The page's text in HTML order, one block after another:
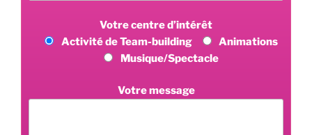
Votre centre d’intérêt
Activité de Team-building
Animations
Musique/Spectacle
Votre message